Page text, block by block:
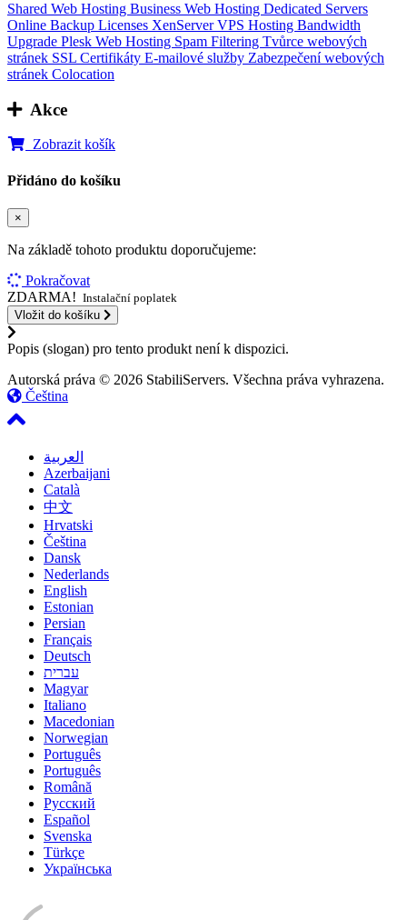
Shared Web Hosting Business Web Hosting Dedicated Servers
Online Backup Licenses XenServer VPS Hosting Bandwidth
Upgrade Plesk Web Hosting Spam Filtering Tvůrce webových
stránek SSL Certifikáty E-mailové služby Zabezpečení webových
stránek Colocation
Akce
Zobrazit košík
Přidáno do košíku
×
Na základě tohoto produktu doporučujeme:
Pokračovat
ZDARMA! Instalační poplatek
Vložit do košíku
Popis (slogan) pro tento produkt není k dispozici.
Autorská práva © 2026 StabiliServers. Všechna práva vyhrazena.
Čeština
العربية
Azerbaijani
Català
中文
Hrvatski
Čeština
Dansk
Nederlands
English
Estonian
Persian
Français
Deutsch
עברית
Magyar
Italiano
Macedonian
Norwegian
Português
Português
Română
Русский
Español
Svenska
Türkçe
Українська